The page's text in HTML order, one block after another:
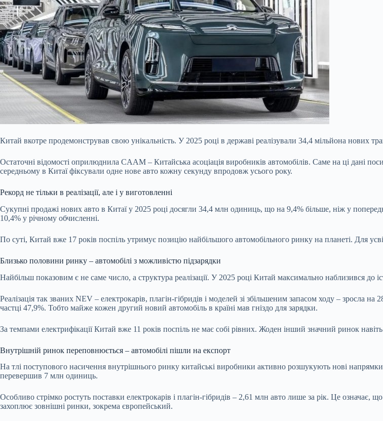
Китай вкотре продемонстрував свою унікальність. У 2025 році в державі реалізували 34,4 мільйона нових
Остаточні відомості оприлюднила CAAM – Китайська асоціація виробників автомобілів. Саме на ці дані
середньому в Китаї фіксували одне нове авто кожну секунду впродовж усього року.
Рекорд не тільки в реалізації, але і у виготовленні
Сукупні продажі нових авто в Китаї у 2025 році досягли 34,4 млн одиниць, що на 9,4% більше, ніж у
10,4% у річному обчисленні.
По суті, Китай вже 17 років поспіль утримує позицію найбільшого автомобільного ринку на планеті. Для
Близько половини ринку – автомобілі з можливістю підзарядки
Найбільш показовим є не саме число, а структура реалізації. У 2025 році Китай максимально наблизився
Реалізація так званих NEV – електрокарів, плагін-гібридів і моделей зі збільшеним запасом ходу – зросла
частці 47,9%. Тобто майже кожен другий новий автомобіль в країні мав гніздо для зарядки.
За темпами електрифікації Китай вже 11 років поспіль не має собі рівних. Жоден інший значний ринок
Внутрішній ринок переповнюється – автомобілі пішли на експорт
На тлі поступового насичення внутрішнього ринку китайські виробники активно розшукують нові напрямки
перевершив 7 млн одиниць.
Особливо стрімко ростуть поставки електрокарів і плагін-гібридів – 2,61 млн авто лише за рік. Це означає,
захоплює зовнішні ринки, зокрема європейський.